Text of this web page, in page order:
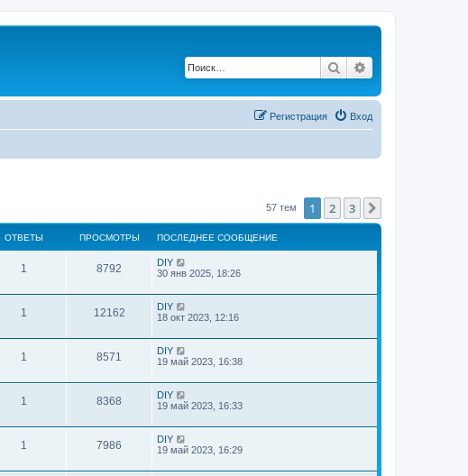
Поиск
Вход
Регистрация
57 тем 1 2 3
ОТВЕТЫ ПРОСМОТРЫ ПОСЛЕДНЕЕ СООБЩЕНИЕ
1 8792
DIY
30 янв 2025, 18:26
1 12162
DIY
18 окт 2023, 12:16
1 8571
DIY
19 май 2023, 16:38
1 8368
DIY
19 май 2023, 16:33
1 7986
DIY
19 май 2023, 16:29